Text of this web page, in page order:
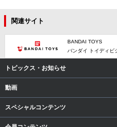
関連サイト
BANDAI TOYS
バンダイ トイディビ
トピックス・お知らせ
動画
スペシャルコンテンツ